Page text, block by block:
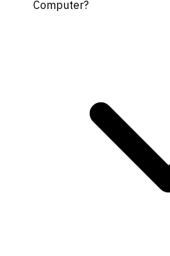
Computer?